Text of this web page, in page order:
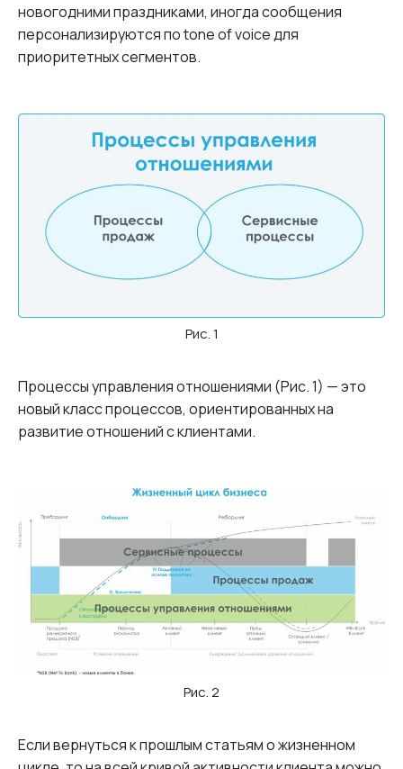
новогодними праздниками, иногда сообщения
персонализируются по tone of voice для
приоритетных сегментов.
Рис. 1
Процессы управления отношениями (Рис. 1) — это
новый класс процессов, ориентированных на
развитие отношений с клиентами.
Рис. 2
Если вернуться к прошлым статьям о жизненном